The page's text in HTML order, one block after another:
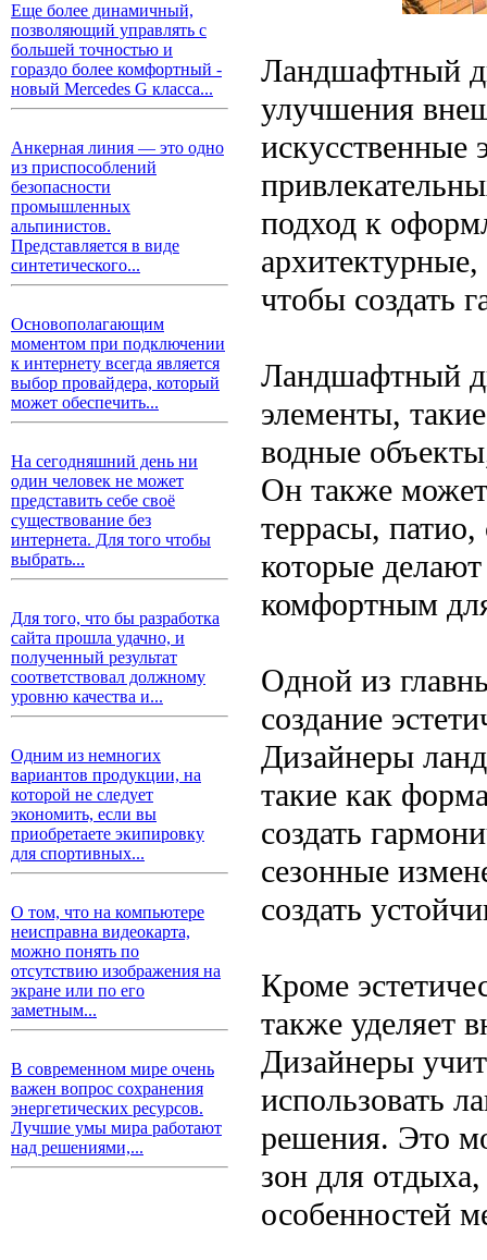
Еще более динамичный,
позволяющий управлять с
большей точностью и
гораздо более комфортный -
новый Mercedes G класса...
Анкерная линия — это одно
из приспособлений
безопасности
промышленных
альпинистов.
Представляется в виде
синтетического...
Основополагающим
моментом при подключении
к интернету всегда является
выбор провайдера, который
может обеспечить...
На сегодняшний день ни
один человек не может
представить себе своё
существование без
интернета. Для того чтобы
выбрать...
Для того, что бы разработка
сайта прошла удачно, и
полученный результат
соответствовал должному
уровню качества и...
Одним из немногих
вариантов продукции, на
которой не следует
экономить, если вы
приобретаете экипировку
для спортивных...
О том, что на компьютере
неисправна видеокарта,
можно понять по
отсутствию изображения на
экране или по его
заметным...
В современном мире очень
важен вопрос сохранения
энергетических ресурсов.
Лучшие умы мира работают
над решениями,...
Ландшафтный
улучшения
искусственные
подход к
чтобы создать
Ландшафтный
элементы,
водные
Он также
террасы,
которые
комфортным
Одной из
создание
Дизайнеры
такие как
создать
сезонные
создать
Кроме
также уделяет
Дизайнеры
использовать
решения. Это
зон для
особенностей